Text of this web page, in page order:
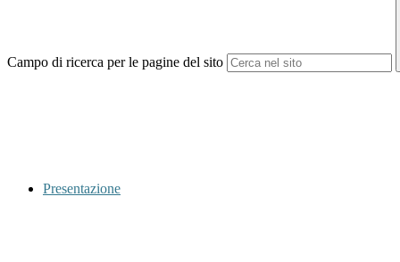
Campo di ricerca per le pagine del sito
Presentazione